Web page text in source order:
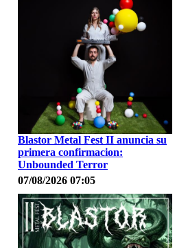
Blastor Metal Fest II anuncia su
primera confirmacion:
Unbounded Terror
07/08/2026 07:05